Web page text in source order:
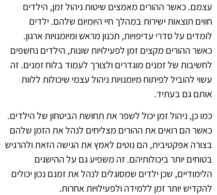
עצמם. כאשר ההורים מאמצים שיטות ניהול זמן, הילדים
חווים תוצאות ישירות במהלך חיי היומיום שלהם. ילדים
לומדים על סדרי עדיפויות, תכנון מראש ומיומנויות ארגון.
כאשר ההורים מקצים זמן לפעילויות שונות, הילדים נחשפים
לחשיבות של זמנים מוגדרים ולצורך לעמוד בלוח זמנים. זה
עשוי להוביל לפיתוח מיומנויות ניהול עצמי שיכולות ללוות
אותם גם בעתיד.
כמו כן, ניהול זמן יכול לשפר את תחושת הביטחון של הילדים.
כאשר הם רואים את ההורים מצליחים לנהל את הזמן שלהם
בצורה אפקטיבית, הם נוטים לאמץ את הגישה הזאת ולהרגיש
בטוחים יותר ביכולותיהם. זה משפיע גם על ההישגים
הלימודיים, שכן ילדים שמסוגלים לנהל את זמנם נכון יכולים
להקדיש יותר זמן ללמידה ולפעילויות אחרות.